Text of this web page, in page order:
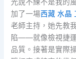
光說不練不是我的
加了一場西藏 水晶
老師主持，她先教
陷——就像檢視捷
品質。接著是實際